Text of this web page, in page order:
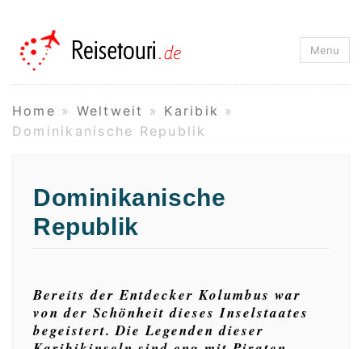
Reisetouri.de
Menu
Home » Weltweit » Karibik »
Dominikanische Republik
Dominikanische
Republik
Bereits der Entdecker Kolumbus war
von der Schönheit dieses Inselstaates
begeistert. Die Legenden dieser